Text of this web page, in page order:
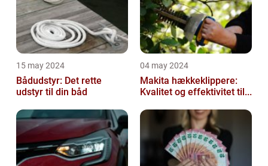
15 may 2024
Bådudstyr: Det rette
udstyr til din båd
04 may 2024
Makita hækkeklippere:
Kvalitet og effektivitet til...